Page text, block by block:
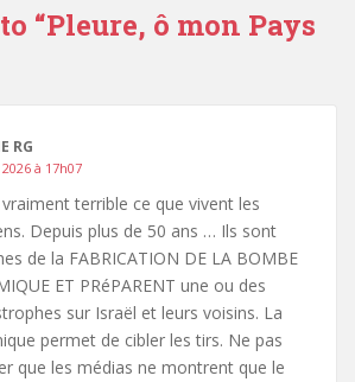
“Pleure, ô mon Pays
RG
à 17h07
vraiment terrible ce que vivent les
Depuis plus de 50 ans … Ils sont
de la FABRICATION DE LA BOMBE
ET PRéPARENT une ou des
sur Israël et leurs voisins. La
permet de cibler les tirs. Ne pas
que les médias ne montrent que le